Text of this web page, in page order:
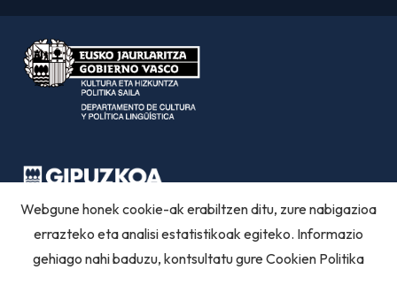
Webgune honek cookie-ak erabiltzen ditu, zure nabigazioa
errazteko eta analisi estatistikoak egiteko. Informazio
gehiago nahi baduzu, kontsultatu gureCookien Politika